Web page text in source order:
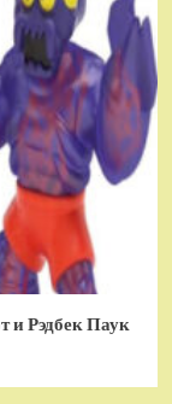
и Рэдбек Паук